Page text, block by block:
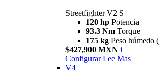
Streetfighter V2 S
120 hp Potencia
93.3 Nm Torque
175 kg Peso húmedo
$427,900 MXN i
Configurar Lee Mas
V4